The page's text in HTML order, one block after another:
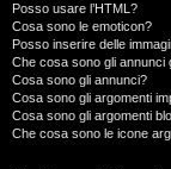
Posso usare l’HTML?
Cosa sono le emoticon?
Posso inserire delle
Che cosa sono gli annunci
Cosa sono gli annunci?
Cosa sono gli argomenti
Cosa sono gli argomenti
Che cosa sono le icone